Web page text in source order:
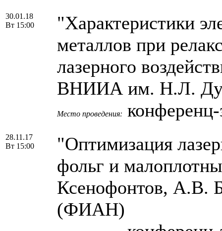
30.01.18
Вт 15:00
"Характеристики
металлов при
лазерного
ВНИИА им. Н.Л.
Место проведения:
28.11.17
Вт 15:00
"Оптимизация
фольг и
Ксенофонтов, А.В.
(ФИАН)